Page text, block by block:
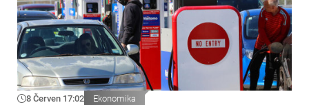
8 Červen 17:02 Ekonomika